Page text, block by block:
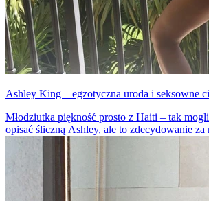
Ashley King – egzotyczna uroda i seksowne
Młodziutka piękność prosto z Haiti – tak
opisać śliczną Ashley, ale to zdecydowanie za
jest szczęśliwą posiadaczką nietypowej i